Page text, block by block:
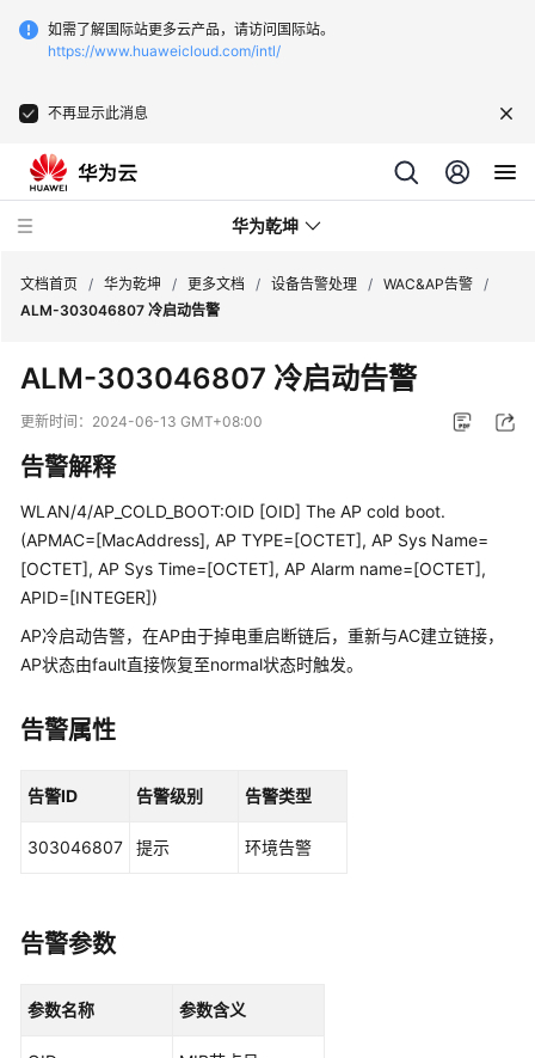
如需了解国际站更多云产品，请访问国际站。
https://www.huaweicloud.com/intl/
不再显示此消息
华为乾坤
全
云
务
云
管
理
网
络
华
乾
解
决
方
为
坤
APP
文档首页 / 华为乾坤 / 更多文档 / 设备告警处理 / WAC&AP告警 /
ALM-303046807 冷启动告警
ALM-303046807 冷启动告警
更新时间： 2024-06-13 GMT+08:00
告警解释
WLAN/4/AP_COLD_BOOT:OID [OID] The AP cold boot.
(APMAC=[MacAddress], AP TYPE=[OCTET], AP Sys Name=
[OCTET], AP Sys Time=[OCTET], AP Alarm name=[OCTET],
APID=[INTEGER])
AP冷启动告警，在AP由于掉电重启断链后，重新与AC建立链接，
AP状态由fault直接恢复至normal状态时触发。
告警属性
告警ID 告警级别 告警类型
303046807 提示 环境告警
告警参数
参数名称 参数含义